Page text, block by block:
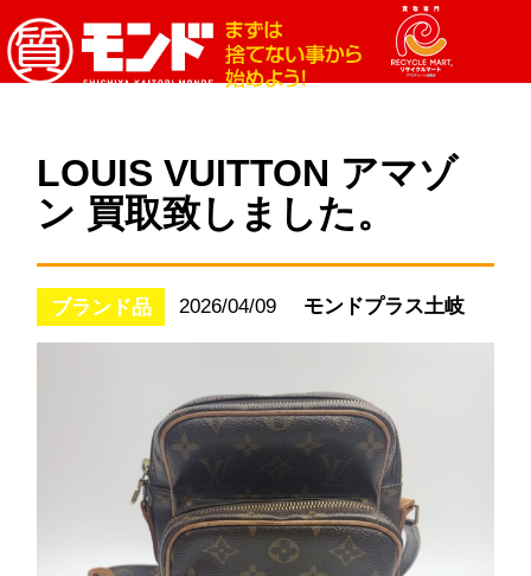
LOUIS VUITTON アマゾ
ン 買取致しました。
ブランド品 2026/04/09 モンドプラス土岐